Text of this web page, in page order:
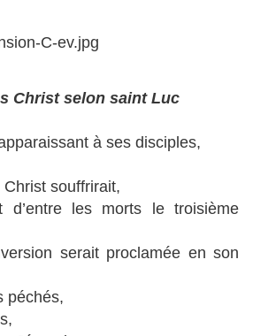
Christ selon saint Luc
à ses disciples,
souffrirait,
d’entre les morts le troisième
serait proclamée en son
péchés,